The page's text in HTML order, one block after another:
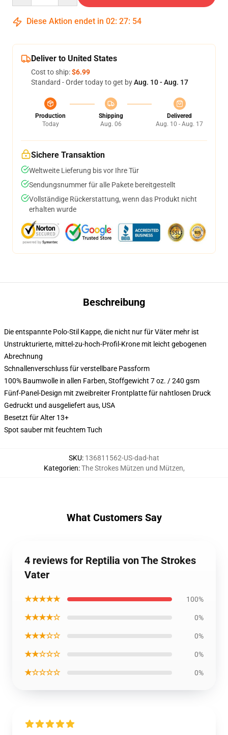
Diese Aktion endet in 02: 27: 53
Deliver to United States
Cost to ship:$6.99
Standard - Order today to get byAug. 10 - Aug. 17
Production
Today
Shipping
Aug. 06
Delivered
Aug. 10 - Aug. 17
Sichere Transaktion
Weltweite Lieferung bis vor Ihre Tür
Sendungsnummer für alle Pakete bereitgestellt
Vollständige Rückerstattung, wenn das Produkt nicht
erhalten wurde
Beschreibung
Die entspannte Polo-Stil Kappe, die nicht nur für Väter mehr ist
Unstrukturierte, mittel-zu-hoch-Profil-Krone mit leicht gebogenen
Abrechnung
Schnallenverschluss für verstellbare Passform
100% Baumwolle in allen Farben, Stoffgewicht 7 oz. / 240 gsm
Fünf-Panel-Design mit zweibreiter Frontplatte für nahtlosen Druck
Gedruckt und ausgeliefert aus, USA
Besetzt für Alter 13+
Spot sauber mit feuchtem Tuch
SKU: 136811562-US-dad-hat
Kategorien:The Strokes Mützen und Mützen,
What Customers Say
4 reviews for Reptilia von The Strokes
Vater
★★★★★ 100%
★★★★☆ 0%
★★★☆☆ 0%
★★☆☆☆ 0%
★☆☆☆☆ 0%